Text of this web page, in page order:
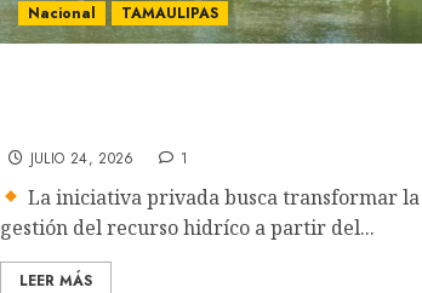
Nacional TAMAULIPAS
JULIO 24, 2026 1
La iniciativa privada busca transformar la
gestión del recurso hidríco a partir del...
LEER MÁS